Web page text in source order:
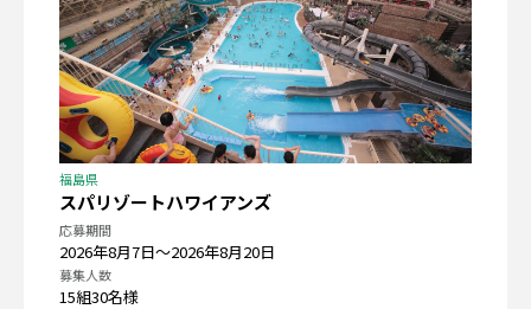
福島県
スパリゾートハワイアンズ
応募期間
2026年8月7日〜2026年8月20日
募集人数
15組30名様